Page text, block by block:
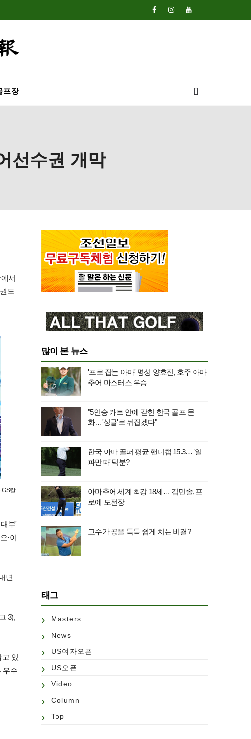
프장
선수권 개막
서
도
GS칼
부'
·이
년
3),
있
우수
많이 본 뉴스
'프로 잡는 아마' 명성 양효진, 호주 아마
추어 마스터스 우승
"5인승 카트 안에 갇힌 한국 골프 문
화…'싱글'로 뒤집겠다"
한국 아마 골퍼 평균 핸디캡 15.3… '일
파만파' 덕분?
아마추어 세계 최강 18세… 김민솔, 프
로에 도전장
고수가 공을 툭툭 쉽게 치는 비결?
태그
Masters
News
US여자오픈
US오픈
Video
Column
Top